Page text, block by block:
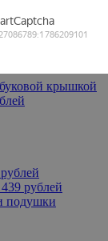
крышкой
рублей
подушки